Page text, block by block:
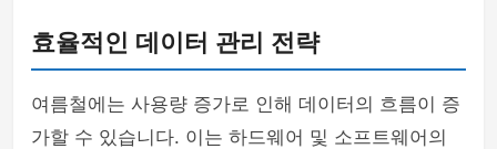
효율적인 데이터 관리 전략
여름철에는 사용량 증가로 인해 데이터의 흐름이 증
가할 수 있습니다. 이는 하드웨어 및 소프트웨어의